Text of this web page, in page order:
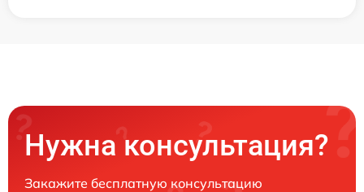
Нужна консультация?
Закажите бесплатную консультацию